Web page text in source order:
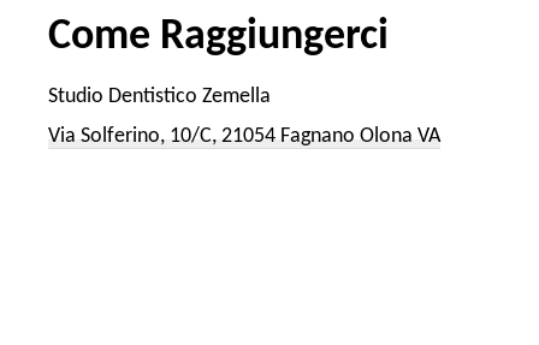
Come Raggiungerci
Studio Dentistico Zemella
Via Solferino, 10/C, 21054 Fagnano Olona VA